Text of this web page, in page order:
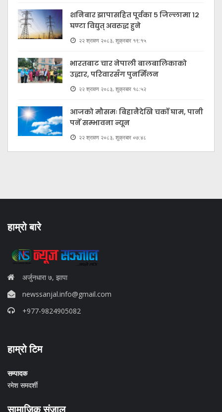
शनिबार झापासहित पूर्वका ५ जिल्लामा १२
घण्टा विद्युत् अवरुद्ध हुने
२२ श्रावण २०८३, शुक्रबार १९:१५
भारतबाट चार नेपाली बालबालिकाको
उद्धार, परिवारसँग पुनर्मिलन
२२ श्रावण २०८३, शुक्रबार १८:५२
आजको मौसमः बिहानैदेखि चर्को घाम, पानी
पर्ने सम्भावना न्यून
२२ श्रावण २०८३, शुक्रबार ०७:४८
हाम्रो बारे
अर्जुनधारा ७, झापा
newssanjal.info@gmail.com
+977-9824905082
b88 slot
daftar slot88
judi slot online pulsa
info rtp slot gacor
हाम्रो टिम
सम्पादक
रमेश समदर्शी
सामाजिक संजाल